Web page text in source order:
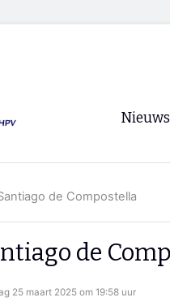
Nieuws
de Compostella
de
25 maart 2025 om 19:58 uur